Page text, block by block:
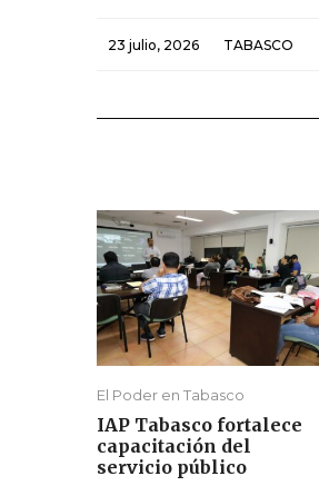
23 julio, 2026 TABASCO
El Poder en Tabasco
IAP Tabasco fortalece
capacitación del
servicio público